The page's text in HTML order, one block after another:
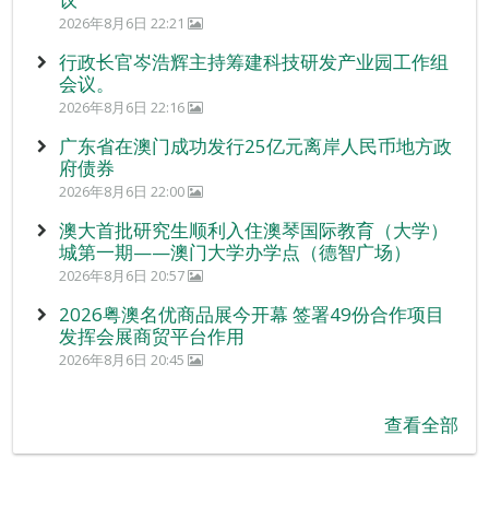
2026年8月6日 22:21
行政长官岑浩辉主持筹建科技研发产业园工作组
会议。
2026年8月6日 22:16
广东省在澳门成功发行25亿元离岸人民币地方政
府债券
2026年8月6日 22:00
澳大首批研究生顺利入住澳琴国际教育（大学）
城第一期——澳门大学办学点（德智广场）
2026年8月6日 20:57
2026粤澳名优商品展今开幕 签署49份合作项目
发挥会展商贸平台作用
2026年8月6日 20:45
查看全部